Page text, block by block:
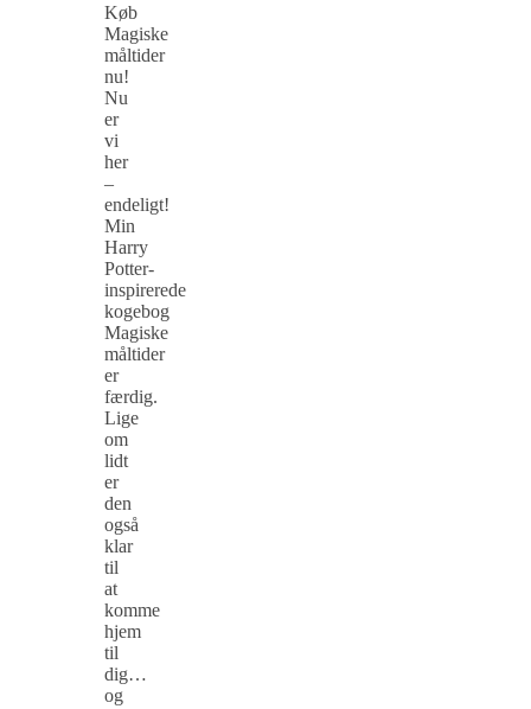
Køb
Magiske
måltider
nu!
Nu
er
vi
her
–
endeligt!
Min
Harry
Potter-
inspirerede
kogebog
Magiske
måltider
er
færdig.
Lige
om
lidt
er
den
også
klar
til
at
komme
hjem
til
dig…
og